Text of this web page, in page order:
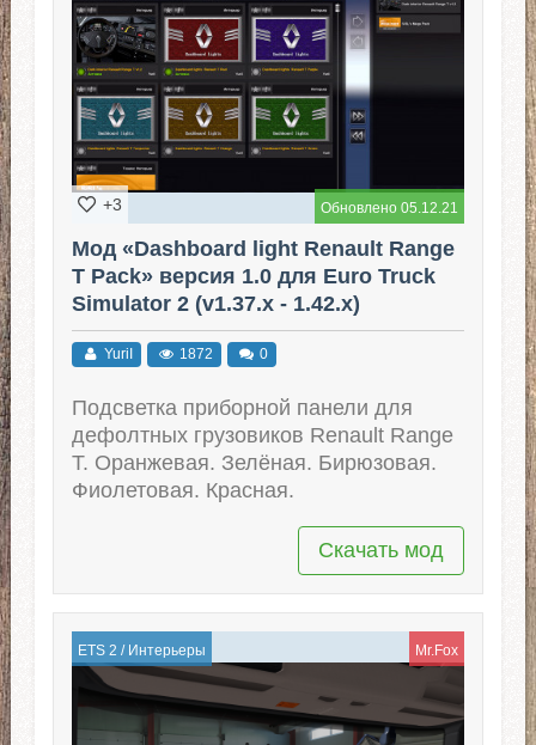
Обновлено 05.12.21
+3
Мод «Dashboard light Renault Range
T Pack» версия 1.0 для Euro Truck
Simulator 2 (v1.37.x - 1.42.x)
YuriI 1872 0
Подсветка приборной панели для
дефолтных грузовиков Renault Range
T. Оранжевая. Зелёная. Бирюзовая.
Фиолетовая. Красная.
Скачать мод
ETS 2 / Интерьеры Mr.Fox